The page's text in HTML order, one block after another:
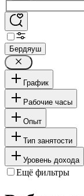
Бердяуш
График
Рабочие часы
Опыт
Тип занятости
Уровень дохода
Ещё фильтры